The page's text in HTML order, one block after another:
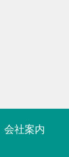
会社案内